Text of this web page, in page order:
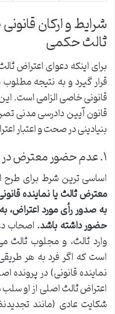
شرایط و ارکان
ثالث حکمی
برای اینکه دعوای اعتراض
قرار گیرد و به نتیجه
قانون آیین دادرسی مدنی
بنیادینی در صحت و اعتبار
۱. عدم حضور معترض در دادرسی اولیه
اساسی ترین شرط برای طرح
معترض ثالث یا نماینده
به صدور رأی مورد اعتراض،
حضور داشته باشد.اصحاب
وارد ثالث، و مجلوب
است که اگر فرد به هر طریقی
نماینده قانونی) در
اعتراض ثالث اصلی از او
شکایت عادی (مانند